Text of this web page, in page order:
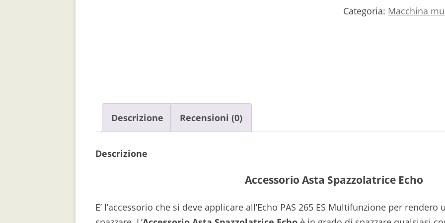
Spazzolatrice
Categoria: Macchina
Descrizione Recensioni (0)
Descrizione
Accessorio Asta Spazzolatrice Echo
E’ l’accessorio che si deve applicare all’Echo PAS 265 ES Multifunzione per